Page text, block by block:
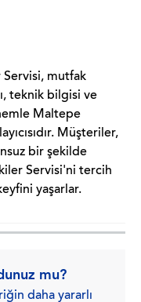
mutfak
teknik bilgisi ve
Maltepe
Müşteriler,
bir şekilde
Servisi'ni tercih
yaşarlar.
mu?
daha yararlı